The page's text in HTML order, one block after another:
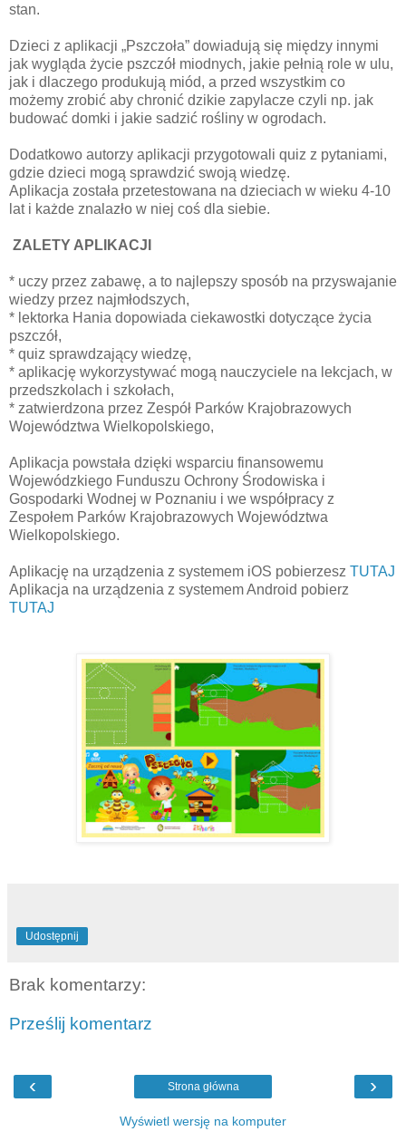
stan.
Dzieci z aplikacji „Pszczoła” dowiadują się między innymi
jak wygląda życie pszczół miodnych, jakie pełnią role w ulu,
jak i dlaczego produkują miód, a przed wszystkim co
możemy zrobić aby chronić dzikie zapylacze czyli np. jak
budować domki i jakie sadzić rośliny w ogrodach.
Dodatkowo autorzy aplikacji przygotowali quiz z pytaniami,
gdzie dzieci mogą sprawdzić swoją wiedzę.
Aplikacja została przetestowana na dzieciach w wieku 4-10
lat i każde znalazło w niej coś dla siebie.
ZALETY APLIKACJI
* uczy przez zabawę, a to najlepszy sposób na przyswajanie
wiedzy przez najmłodszych,
* lektorka Hania dopowiada ciekawostki dotyczące życia
pszczół,
* quiz sprawdzający wiedzę,
* aplikację wykorzystywać mogą nauczyciele na lekcjach, w
przedszkolach i szkołach,
* zatwierdzona przez Zespół Parków Krajobrazowych
Województwa Wielkopolskiego,
Aplikacja powstała dzięki wsparciu finansowemu
Wojewódzkiego Funduszu Ochrony Środowiska i
Gospodarki Wodnej w Poznaniu i we współpracy z
Zespołem Parków Krajobrazowych Województwa
Wielkopolskiego.
Aplikację na urządzenia z systemem iOS pobierzesz TUTAJ
Aplikacja na urządzenia z systemem Android pobierz
TUTAJ
Udostępnij
Brak komentarzy:
Prześlij komentarz
‹ ›
Strona główna
Wyświetl wersję na komputer